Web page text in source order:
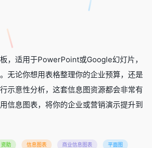
，适用于PowerPoint或Google幻灯片，
无论你想用表格整理你的企业预算，还是
示意性分析，这套信息图资源都会非常有
信息图表，将你的企业或营销演示提升到
资助 信息图表 商业信息图表 平面图